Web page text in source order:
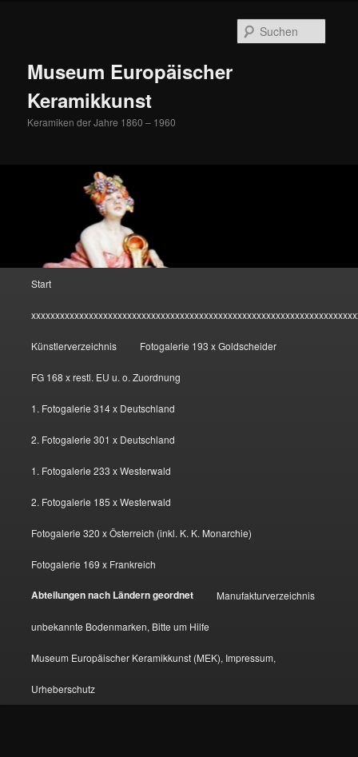
Museum Europäischer
Keramikkunst
Keramiken der Jahre 1860 – 1960
Start
Künstlerverzeichnis Fotogalerie 193 x Goldscheider
FG 168 x restl. EU u. o. Zuordnung
1. Fotogalerie 314 x Deutschland
2. Fotogalerie 301 x Deutschland
1. Fotogalerie 233 x Westerwald
2. Fotogalerie 185 x Westerwald
Fotogalerie 320 x Österreich (inkl. K. K. Monarchie)
Fotogalerie 169 x Frankreich
Abteilungen nach Ländern geordnet Manufakturverzeichnis
unbekannte Bodenmarken, Bitte um Hilfe
Museum Europäischer Keramikkunst (MEK), Impressum,
Urheberschutz